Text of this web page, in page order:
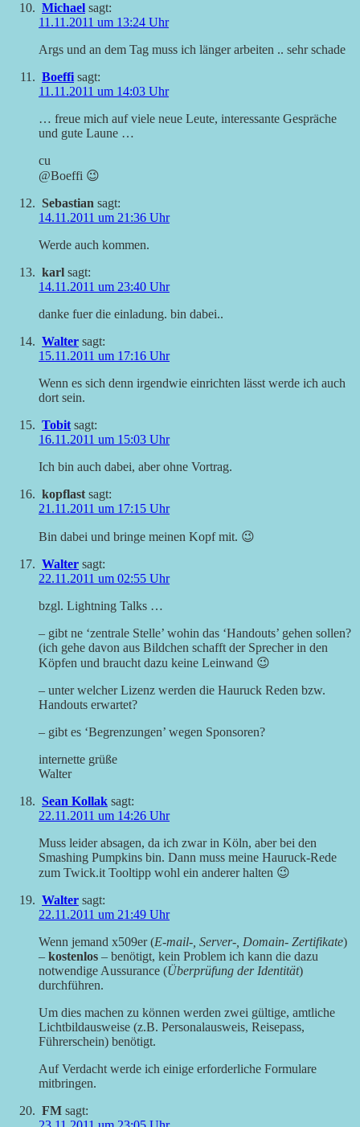
Michael sagt:
11.11.2011 um 13:24 Uhr
Args und an dem Tag muss ich länger arbeiten .. sehr schade
Boeffi sagt:
11.11.2011 um 14:03 Uhr
… freue mich auf viele neue Leute, interessante Gespräche
und gute Laune …
cu
@Boeffi 😉
Sebastian sagt:
14.11.2011 um 21:36 Uhr
Werde auch kommen.
karl sagt:
14.11.2011 um 23:40 Uhr
danke fuer die einladung. bin dabei..
Walter sagt:
15.11.2011 um 17:16 Uhr
Wenn es sich denn irgendwie einrichten lässt werde ich auch
dort sein.
Tobit sagt:
16.11.2011 um 15:03 Uhr
Ich bin auch dabei, aber ohne Vortrag.
kopflast sagt:
21.11.2011 um 17:15 Uhr
Bin dabei und bringe meinen Kopf mit. 😉
Walter sagt:
22.11.2011 um 02:55 Uhr
bzgl. Lightning Talks …
– gibt ne ‘zentrale Stelle’ wohin das ‘Handouts’ gehen sollen?
(ich gehe davon aus Bildchen schafft der Sprecher in den
Köpfen und braucht dazu keine Leinwand 😉
– unter welcher Lizenz werden die Hauruck Reden bzw.
Handouts erwartet?
– gibt es ‘Begrenzungen’ wegen Sponsoren?
internette grüße
Walter
Sean Kollak sagt:
22.11.2011 um 14:26 Uhr
Muss leider absagen, da ich zwar in Köln, aber bei den
Smashing Pumpkins bin. Dann muss meine Hauruck-Rede
zum Twick.it Tooltipp wohl ein anderer halten 😉
Walter sagt:
22.11.2011 um 21:49 Uhr
Wenn jemand x509er (E-mail-, Server-, Domain- Zertifikate)
– kostenlos – benötigt, kein Problem ich kann die dazu
notwendige Aussurance (Überprüfung der Identität)
durchführen.
Um dies machen zu können werden zwei gültige, amtliche
Lichtbildausweise (z.B. Personalausweis, Reisepass,
Führerschein) benötigt.
Auf Verdacht werde ich einige erforderliche Formulare
mitbringen.
FM sagt: